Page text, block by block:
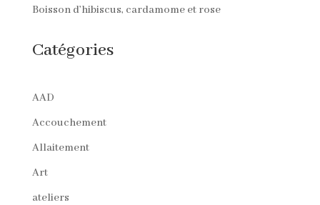
Boisson d’hibiscus, cardamome et rose
Catégories
AAD
Accouchement
Allaitement
Art
ateliers